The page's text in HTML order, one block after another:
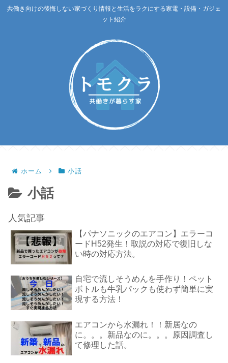
共働き向けの後悔しない家づくり情報と生活をラクにする家電・設備・ガジェ
ット紹介
ホーム 小話
小話
人気記事
【パナソニックのエアコン】エラーコ
ードH52発生！取説の対応で復旧しな
い時の対応方法。
自宅で流しそうめんを手作り！ペット
ボトルも牛乳パックも使わず簡単に実
現する方法！
エアコンから水漏れ！！新居なの
に。。。新品なのに。。。原因調査し
て修理した話。